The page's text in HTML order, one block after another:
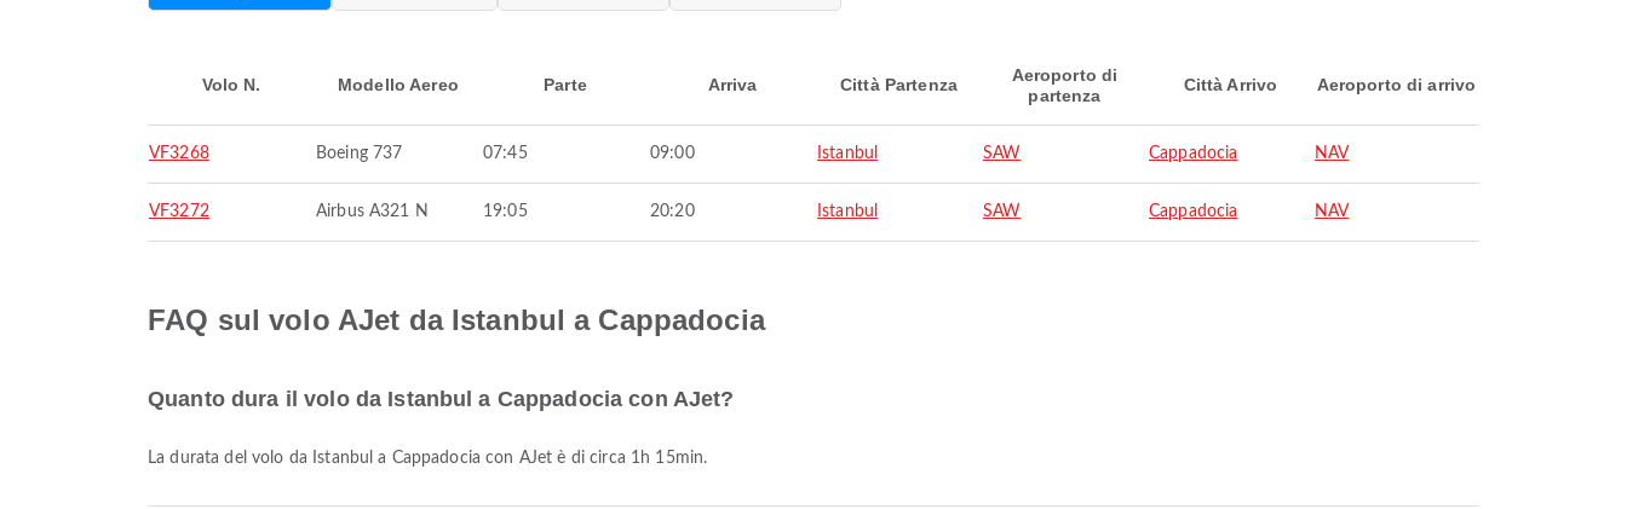
Volo N. Modello Aereo Parte Arriva Città Partenza
Aeroporto di
partenza
Città Arrivo Aeroporto di arrivo
VF3268 Boeing 737 07:45 09:00 Istanbul SAW Cappadocia NAV
VF3272 Airbus A321 N 19:05 20:20 Istanbul SAW Cappadocia NAV
FAQ sul volo AJet da Istanbul a Cappadocia
Quanto dura il volo da Istanbul a Cappadocia con AJet?
La durata del volo da Istanbul a Cappadocia con AJet è di circa 1h 15min.